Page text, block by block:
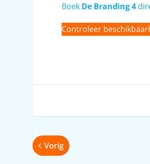
Boek De Branding 4
Controleer
Vorig